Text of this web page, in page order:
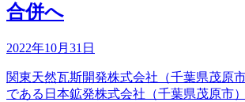
合併へ
2022年10月31日
関東天然瓦斯開発株式会社（千葉県茂原
である日本鉱発株式会社（千葉県茂原市